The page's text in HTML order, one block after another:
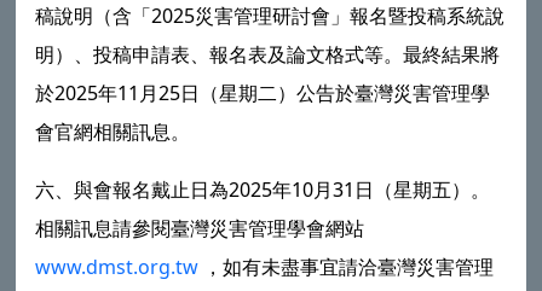
稿說明（含「2025災害管理研討會」報名暨投稿系統說
明）、投稿申請表、報名表及論文格式等。最終結果將
於2025年11月25日（星期二）公告於臺灣災害管理學
會官網相關訊息。
六、與會報名戴止日為2025年10月31日（星期五）。
相關訊息請參閱臺灣災害管理學會網站
www.dmst.org.tw ，如有未盡事宜請洽臺灣災害管理